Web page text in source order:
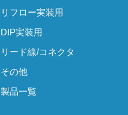
リフロー実装用
DIP実装用
リード線/コネクタ
その他
製品一覧